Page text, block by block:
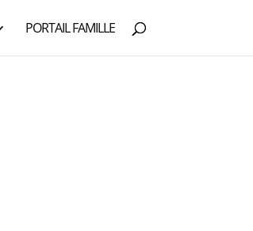
PORTAIL FAMILLE